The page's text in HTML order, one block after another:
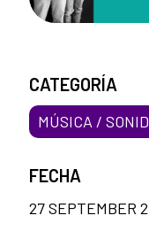
CATEGORÍA
MÚSICA /
FECHA
27 SEPTEMBER